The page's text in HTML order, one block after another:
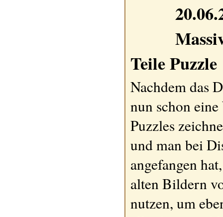
Teile Puzzle
Nachdem das
nun schon
Puzzles
und man bei
angefangen
alten Bildern
nutzen, um